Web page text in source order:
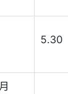
5.30